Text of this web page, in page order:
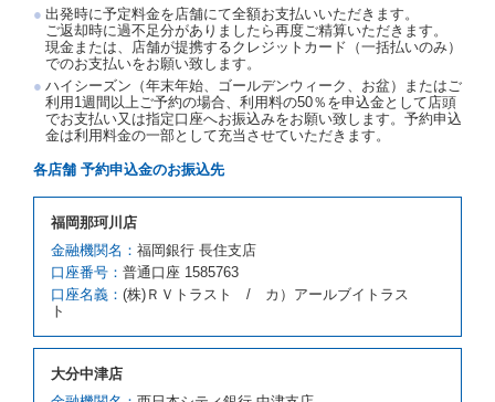
第５条（代替レンタカー）
当社は、借受人から予約のあった車種クラスのレンタ
カーを貸し渡すことができないときは、予約と異なる
車種クラスのレンタカー（以下「代替レンタカー」と
いいます。）の貸渡しを申し入れることができるもの
とします。
クラスを除き予約時と同一の借受条件でレンタカー提
携先の代替レンタカーを貸し渡すものとします。な
お、代替レンタカーの貸渡料金が予約された車種クラ
スの貸渡料金より高くなるときは、予約した車種クラ
スの貸渡料金によるものとし、予約された車種クラス
の貸渡料金より低くなるときは、当該代替レンタカー
の車種クラスの貸渡料金によるものとします。
を拒絶し、予約を取り消すことができるものとしま
前項の場合、第１項の貸渡しをすることができない原
因が、当社の責に帰する事由によるときには第４条第
出発時に予定料金を店舗にて全額お支払いいただきます。
ご返却時に過不足分がありましたら再度ご精算いただきます。
現金または、店舗が提携するクレジットカード（一括払いのみ）
でのお支払いをお願い致します。
ハイシーズン（年末年始、ゴールデンウィーク、お盆）またはご
利用1週間以上ご予約の場合、利用料の50％を申込金として店頭
でお支払い又は指定口座へお振込みをお願い致します。予約申込
金は利用料金の一部として充当させていただきます。
各店舗 予約申込金のお振込先
福岡那珂川店
金融機関名： 福岡銀行 長住支店
口座番号： 普通口座 1585763
口座名義： (株)ＲＶトラスト / カ）アールブイトラス
ト
大分中津店